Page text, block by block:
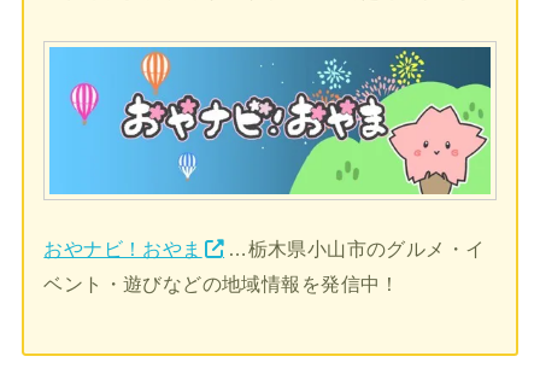
おやナビ！おやま
…栃木県小山市のグルメ・イ
ベント・遊びなどの地域情報を発信中！